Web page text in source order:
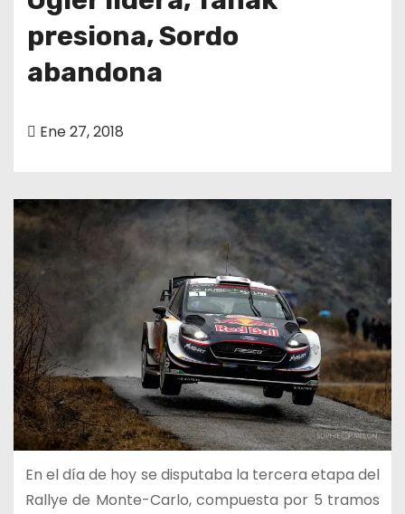
presiona, Sordo
abandona
Ene 27, 2018
En el día de hoy se disputaba la tercera etapa del
Rallye de Monte-Carlo, compuesta por 5 tramos